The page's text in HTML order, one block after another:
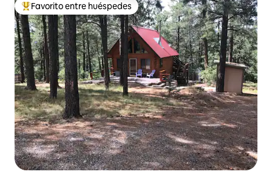
Favorito entre huéspedes preferido
Favorito entre huéspedes